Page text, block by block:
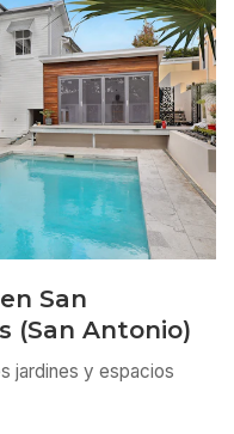
San
(San Antonio)
jardines y espacios